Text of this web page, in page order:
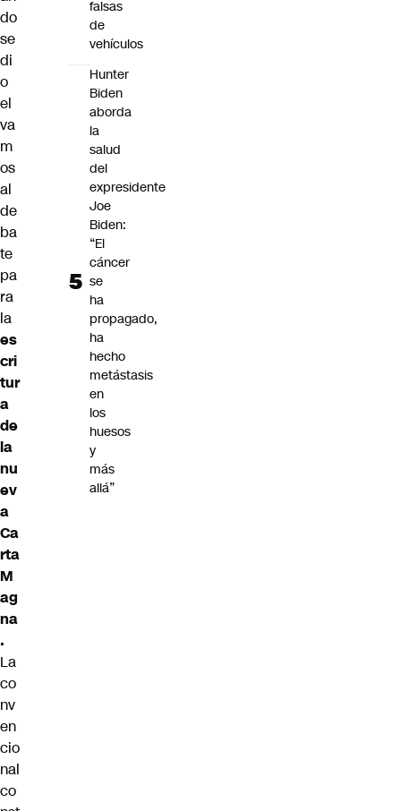
do
se
di
o
el
va
m
os
al
de
ba
te
pa
ra
la
es
cri
tur
a
de
la
nu
ev
a
Ca
rta
M
ag
na
.
La
co
nv
en
cio
nal
co
falsas
de
vehículos
Hunter
Biden
aborda
la
salud
del
expresidente
Joe
Biden:
“El
cáncer
se
ha
propagado,
ha
hecho
metástasis
en
los
huesos
y
más
allá”